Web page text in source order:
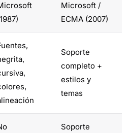
Microsoft /
ECMA (2007)
Soporte
completo +
estilos y
temas
Soporte